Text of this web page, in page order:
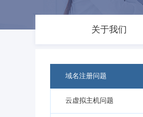
关于我们
域名注册问题
云虚拟主机问题